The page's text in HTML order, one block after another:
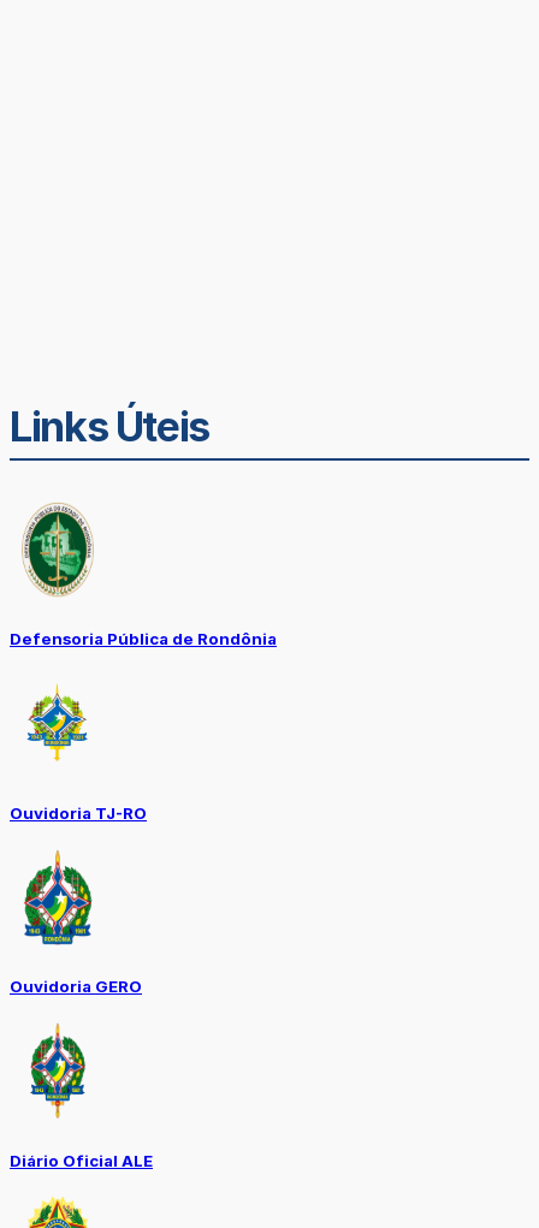
Links Úteis
Defensoria Pública de Rondônia
Ouvidoria TJ-RO
Ouvidoria GERO
Diário Oficial ALE